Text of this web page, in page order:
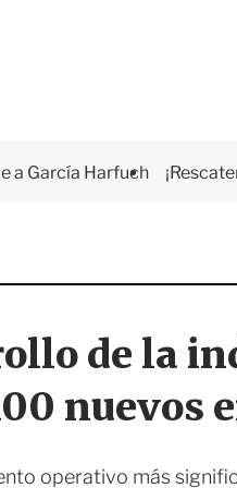
a García Harfuch
de la
nuevos
operativo más